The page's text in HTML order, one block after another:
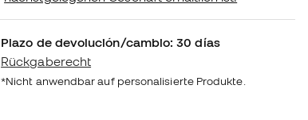
Plazo de devolución/cambio: 30 días
Rückgaberecht
*Nicht anwendbar auf personalisierte Produkte.